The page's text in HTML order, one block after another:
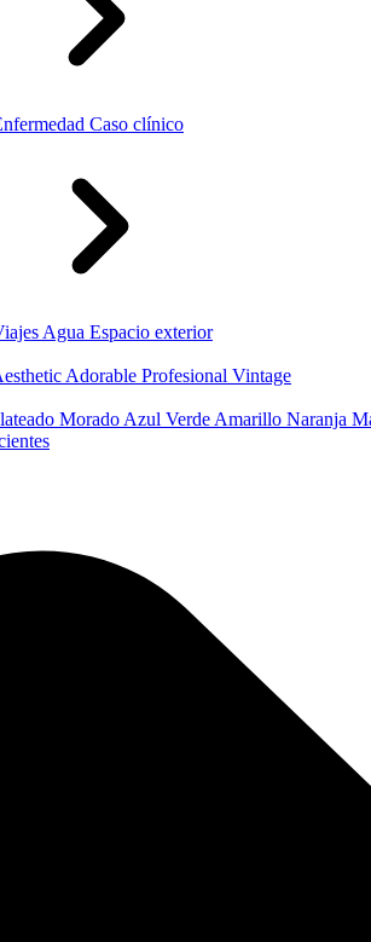
Caso clínico
Agua Espacio exterior
Adorable Profesional Vintage
Morado Azul Verde Amarillo Naranja